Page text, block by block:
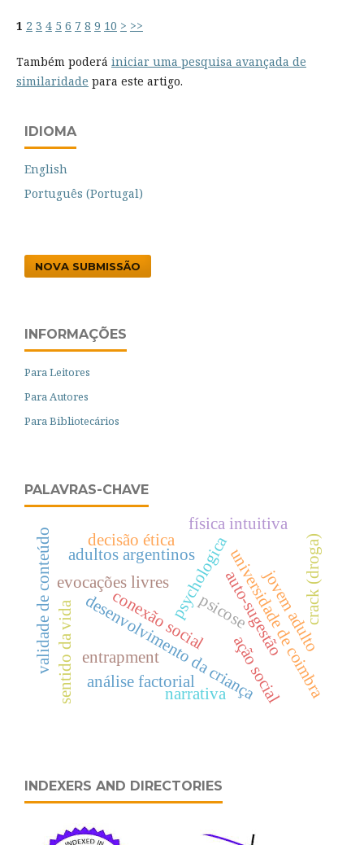
1 2 3 4 5 6 7 8 9 10 > >>
Também poderá iniciar uma pesquisa avançada de
similaridade para este artigo.
IDIOMA
English
Português (Portugal)
NOVA SUBMISSÃO
INFORMAÇÕES
Para Leitores
Para Autores
Para Bibliotecários
PALAVRAS-CHAVE
auto-sugestão
ação social
universidade de coimbra
psychologica
desenvolvimento da criança
análise factorial
narrativa
entrapment
evocações livres jovem adulto
crack (droga)
validade de conteúdo conexão social
adultos argentinos
psicose
sentido da vida
física intuitiva
decisão ética
INDEXERS AND DIRECTORIES